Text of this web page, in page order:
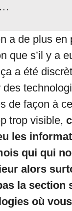
a de plus en
que s’il y a
a été
des
de façon à
trop visible,
les
qui qui
alors
la section
où